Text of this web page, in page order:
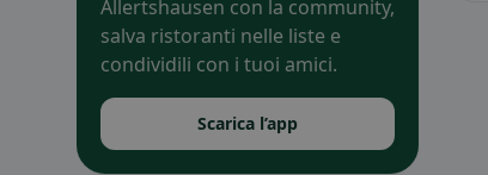
Allertshausen con la community,
salva ristoranti nelle liste e
condividili con i tuoi amici.
Scarica l’app